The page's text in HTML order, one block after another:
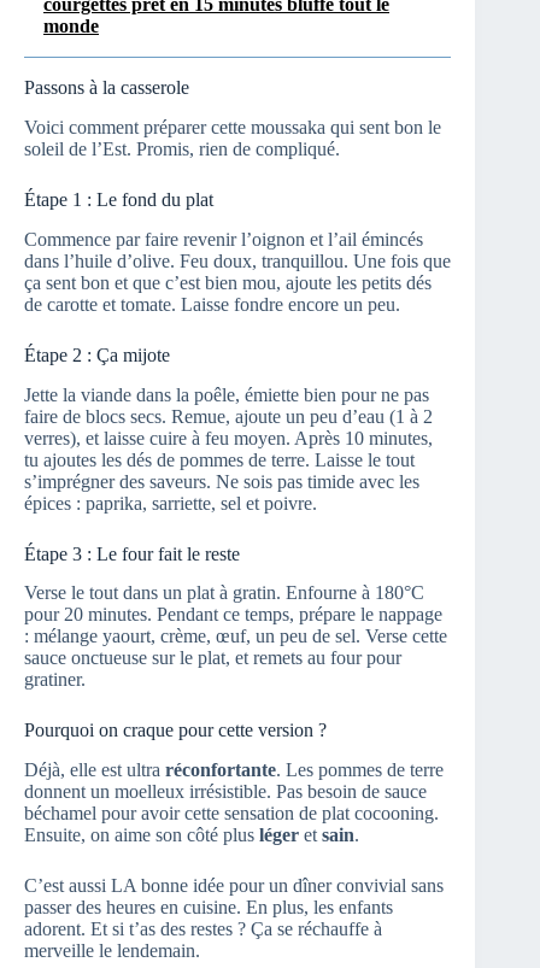
courgettes prêt en 15 minutes bluffe tout le
monde
Passons à la casserole
Voici comment préparer cette moussaka qui sent bon le
soleil de l’Est. Promis, rien de compliqué.
Étape 1 : Le fond du plat
Commence par faire revenir l’oignon et l’ail émincés
dans l’huile d’olive. Feu doux, tranquillou. Une fois que
ça sent bon et que c’est bien mou, ajoute les petits dés
de carotte et tomate. Laisse fondre encore un peu.
Étape 2 : Ça mijote
Jette la viande dans la poêle, émiette bien pour ne pas
faire de blocs secs. Remue, ajoute un peu d’eau (1 à 2
verres), et laisse cuire à feu moyen. Après 10 minutes,
tu ajoutes les dés de pommes de terre. Laisse le tout
s’imprégner des saveurs. Ne sois pas timide avec les
épices : paprika, sarriette, sel et poivre.
Étape 3 : Le four fait le reste
Verse le tout dans un plat à gratin. Enfourne à 180°C
pour 20 minutes. Pendant ce temps, prépare le nappage
: mélange yaourt, crème, œuf, un peu de sel. Verse cette
sauce onctueuse sur le plat, et remets au four pour
gratiner.
Pourquoi on craque pour cette version ?
Déjà, elle est ultra réconfortante. Les pommes de terre
donnent un moelleux irrésistible. Pas besoin de sauce
béchamel pour avoir cette sensation de plat cocooning.
Ensuite, on aime son côté plus léger et sain.
C’est aussi LA bonne idée pour un dîner convivial sans
passer des heures en cuisine. En plus, les enfants
adorent. Et si t’as des restes ? Ça se réchauffe à
merveille le lendemain.